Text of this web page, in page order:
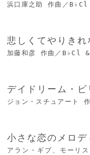
浜口庫之助 作曲／
悲しくてやりきれ
加藤和彦 作曲／B♭Cl
デイドリーム・ビ
ジョン・スチュアート
小さな恋のメロデ
アラン・ギブ、モーリ